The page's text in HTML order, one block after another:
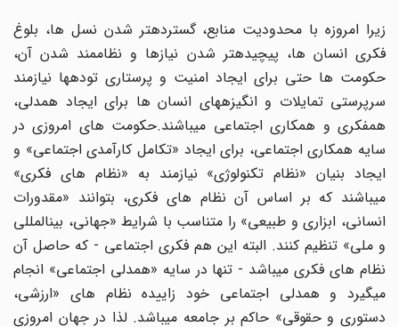
زیرا امروزه با محدودیت منابع، گستردهتر شدن نسل ها، بلوغ
فکری انسان ها، پیچیدهتر شدن نیازها و نظاممند شدن آن،
حکومت ها حتی برای ایجاد امنیت و پرستاری تودهها نیازمند
سرپرستی تمایلات و انگیزههای انسان ها برای ایجاد همدلی،
همفکری و همکاری اجتماعی میباشند.حکومت های امروزی در
سایه همکاری اجتماعی، برای ایجاد «تکامل کارآمدی اجتماعی» و
ایجاد بنیان «نظام تکنولوژی» نیازمند به «نظام های فکری»
میباشند که بر اساس آن نظام های فکری، بتوانند «مقدورات
انسانی، ابزاری و طبیعی» را متناسب با شرایط «جهانی، بینالمللی
و ملی» تنظیم کنند. البته این هم فکری اجتماعی - که حاصل آن
نظام های فکری میباشد - تنها در سایه «همدلی اجتماعی» انجام
میگیرد و همدلی اجتماعی خود زاییده نظام های «ارزشی،
دستوری و حقوقی» حاکم بر جامعه میباشد. لذا در جهان امروزی